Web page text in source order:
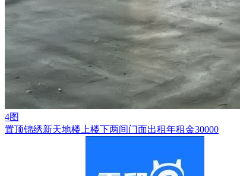
4图
置顶锦绣新天地楼上楼下两间门面出租年租金30000